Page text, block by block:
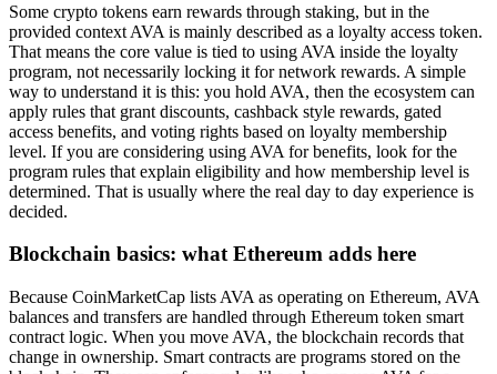
Some crypto tokens earn rewards through staking, but in the
provided context AVA is mainly described as a loyalty access token.
That means the core value is tied to using AVA inside the loyalty
program, not necessarily locking it for network rewards. A simple
way to understand it is this: you hold AVA, then the ecosystem can
apply rules that grant discounts, cashback style rewards, gated
access benefits, and voting rights based on loyalty membership
level. If you are considering using AVA for benefits, look for the
program rules that explain eligibility and how membership level is
determined. That is usually where the real day to day experience is
decided.
Blockchain basics: what Ethereum adds here
Because CoinMarketCap lists AVA as operating on Ethereum, AVA
balances and transfers are handled through Ethereum token smart
contract logic. When you move AVA, the blockchain records that
change in ownership. Smart contracts are programs stored on the